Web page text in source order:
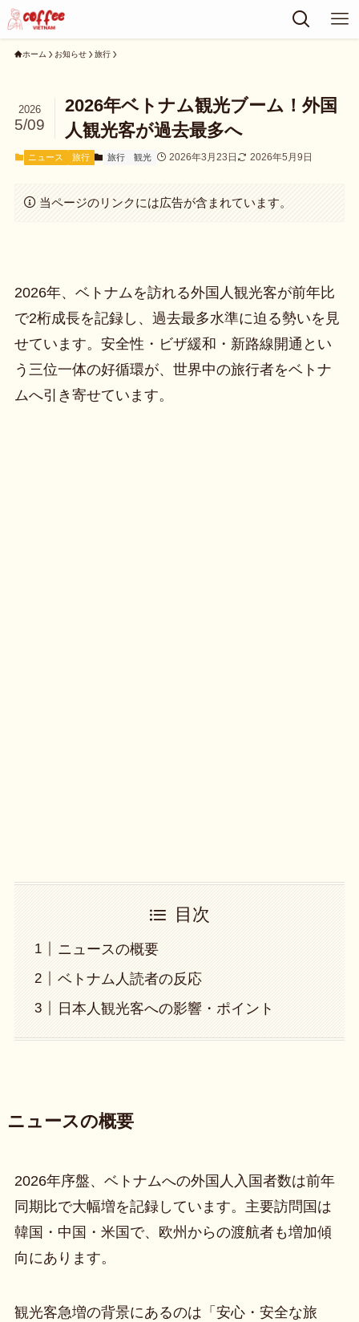
ホーム お知らせ 旅行
2026年ベトナム観光ブーム！外国
人観光客が過去最多へ
2026
5/09
ニュース 旅行 旅行 観光 2026年3月23日 2026年5月9日
当ページのリンクには広告が含まれています。
2026年、ベトナムを訪れる外国人観光客が前年比
で2桁成長を記録し、過去最多水準に迫る勢いを見
せています。安全性・ビザ緩和・新路線開通とい
う三位一体の好循環が、世界中の旅行者をベトナ
ムへ引き寄せています。
目次
ニュースの概要
ベトナム人読者の反応
日本人観光客への影響・ポイント
ニュースの概要
2026年序盤、ベトナムへの外国人入国者数は前年
同期比で大幅増を記録しています。主要訪問国は
韓国・中国・米国で、欧州からの渡航者も増加傾
向にあります。
観光客急増の背景にあるのは「安心・安全な旅